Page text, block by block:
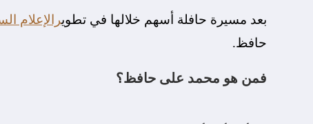
بعد مسيرة حافلة أسهم خلالها في تطويرالإعلام
حافظ.
فمن هو محمد على حافظ؟